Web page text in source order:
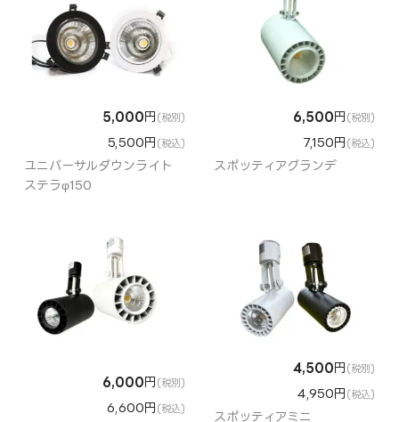
5,000 円 (税別)
5,500円 (税込)
ユニバーサルダウンライト
ステラφ150
6,500 円 (税別)
7,150円 (税込)
スポッティアグランデ
6,000 円 (税別)
6,600円 (税込)
4,500 円 (税別)
4,950円 (税込)
スポッティアミニ